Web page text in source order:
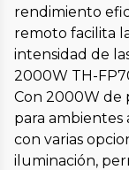
rendimiento
remoto facilita
intensidad de
2000W TH-
Con 2000W de
para ambientes
con varias
iluminación,